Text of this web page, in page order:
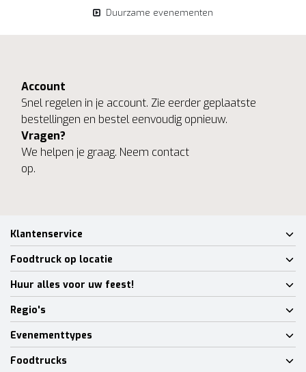
Duurzame evenementen
Account
Snel regelen in je account. Zie eerder geplaatste
bestellingen en bestel eenvoudig opnieuw.
Vragen?
We helpen je graag. Neem contact
op.
Klantenservice
Foodtruck op locatie
Huur alles voor uw feest!
Regio's
Evenementtypes
Foodtrucks